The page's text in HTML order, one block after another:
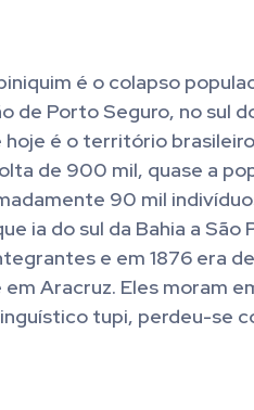
é o colapso
de Porto Seguro, no sul
hoje é o território
de 900 mil, quase a
90 mil
ia do sul da Bahia a São
e em 1876 era
Aracruz. Eles moram
tupi, perdeu-se